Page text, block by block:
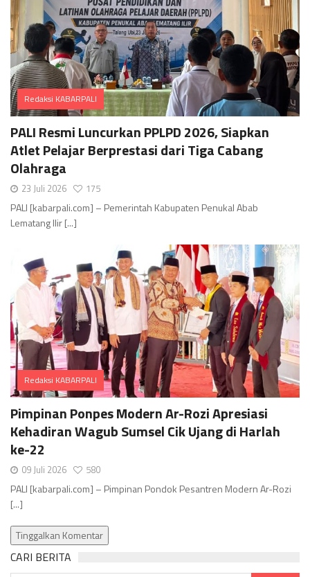
Redaksi KABARPALI
Comments
PALI Resmi Luncurkan PPLPD 2026, Siapkan
Atlet Pelajar Berprestasi dari Tiga Cabang
Olahraga
23 Juli 2026 175
PALI [kabarpali.com] – Pemerintah Kabupaten Penukal Abab
Lematang Ilir [...]
Redaksi KABARPALI
Comments
Pimpinan Ponpes Modern Ar-Rozi Apresiasi
Kehadiran Wagub Sumsel Cik Ujang di Harlah
ke-22
09 Juli 2026 580
PALI [kabarpali.com] – Pimpinan Pondok Pesantren Modern Ar-Rozi
[...]
Tinggalkan Komentar
CARI BERITA